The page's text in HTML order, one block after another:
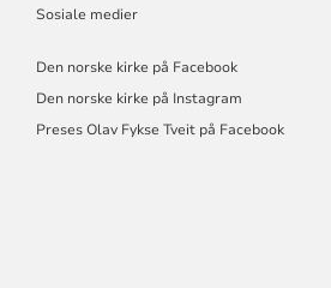
Sosiale medier
Den norske kirke på Facebook
Den norske kirke på Instagram
Preses Olav Fykse Tveit på Facebook